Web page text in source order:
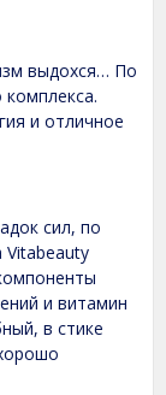
выдохся… По
и отличное
сил, по
Vitabeauty
и витамин
в стике